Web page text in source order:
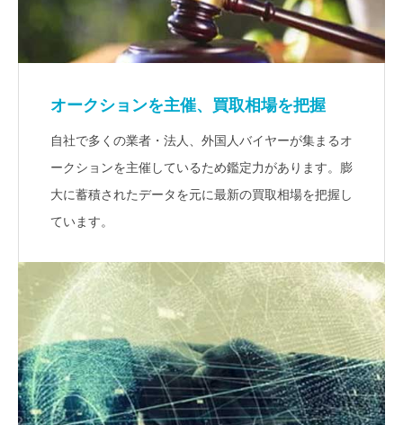
オークションを主催、買取相場を把握
自社で多くの業者・法人、外国人バイヤーが集まるオ
ークションを主催しているため鑑定力があります。膨
大に蓄積されたデータを元に最新の買取相場を把握し
ています。